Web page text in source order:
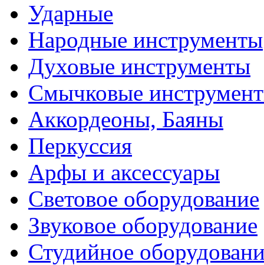
Ударные
Народные инструменты
Духовые инструменты
Смычковые
Аккордеоны, Баяны
Перкуссия
Арфы и аксессуары
Световое оборудование
Звуковое оборудование
Студийное